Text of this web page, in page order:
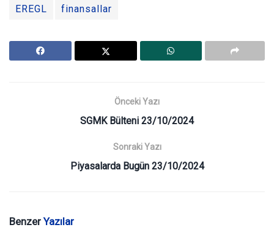
EREGL finansallar
Önceki Yazı
SGMK Bülteni 23/10/2024
Sonraki Yazı
Piyasalarda Bugün 23/10/2024
BenzerYazılar